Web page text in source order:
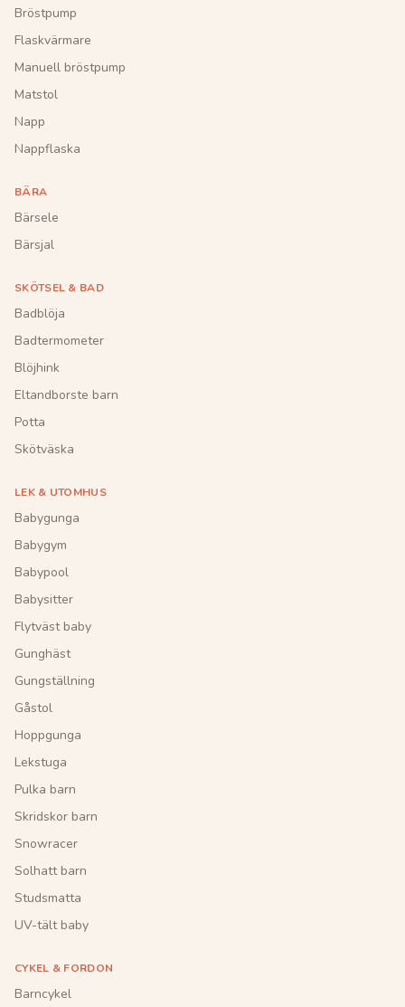
Bröstpump
Flaskvärmare
Manuell bröstpump
Matstol
Napp
Nappflaska
BÄRA
Bärsele
Bärsjal
SKÖTSEL & BAD
Badblöja
Badtermometer
Blöjhink
Eltandborste barn
Potta
Skötväska
LEK & UTOMHUS
Babygunga
Babygym
Babypool
Babysitter
Flytväst baby
Gunghäst
Gungställning
Gåstol
Hoppgunga
Lekstuga
Pulka barn
Skridskor barn
Snowracer
Solhatt barn
Studsmatta
UV-tält baby
CYKEL & FORDON
Barncykel